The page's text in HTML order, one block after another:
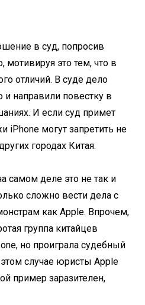
в суд, попросив
это тем, что в
отличий. В суде дело
направили повестку в
И если суд примет
iPhone могут запретить не
городах Китая.
самом деле это не так и
сложно вести дела с
как Apple. Впрочем,
группа китайцев
но проиграла судебный
случае юристы Apple
пример заразителен,